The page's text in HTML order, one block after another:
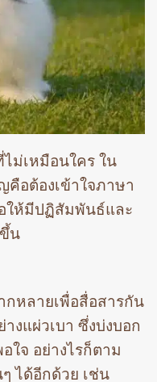
ม่เหมือนใคร ใน
คือต้องเข้าใจภาษา
ให้มีปฏิสัมพันธ์และ
น
กหลายเพื่อสื่อสารกัน
งแผ่วเบา ซึ่งบ่งบอก
ใจ อย่างไรก็ตาม
ได้อีกด้วย เช่น